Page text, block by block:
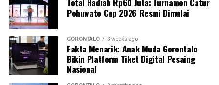
Di tempat yang sama, Wakil Bupati Pohuwato Hj. Iwan
Saprudin Adam, S.H., didaulat memukul kok pertama
sebagai tanda dibukanya Turnamen Badminton
Pohuwato Cup 2026 secara resmi. Dalam pidato
sambutannya, Wabup berharap seluruh rangkaian
pertandingan berjalan dengan tensi yang sehat, tertib,
Pohuwato Cup 2026 Resmi Dimulai
GORONTALO 3 weeks ago
Fakta Menarik: Anak Muda Gorontalo
Bikin Platform Tiket Digital Pesaing
Nasional